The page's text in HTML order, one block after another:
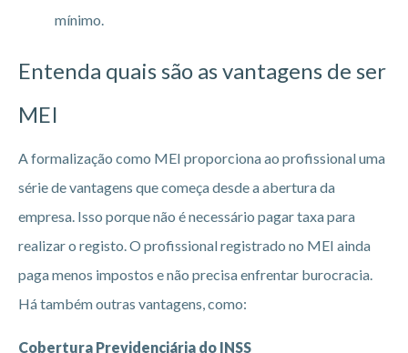
mínimo.
Entenda quais são as vantagens de ser
MEI
A formalização como MEI proporciona ao profissional uma
série de vantagens que começa desde a abertura da
empresa. Isso porque não é necessário pagar taxa para
realizar o registo. O profissional registrado no MEI ainda
paga menos impostos e não precisa enfrentar burocracia.
Há também outras vantagens, como:
Cobertura Previdenciária do INSS